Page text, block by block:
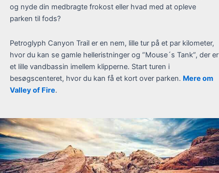
og nyde din medbragte frokost eller hvad med at opleve
parken til fods?
Petroglyph Canyon Trail er en nem, lille tur på et par kilometer,
hvor du kan se gamle helleristninger og ”Mouse´s Tank”, der er
et lille vandbassin imellem klipperne. Start turen i
besøgscenteret, hvor du kan få et kort over parken. Mere om
Valley of Fire.